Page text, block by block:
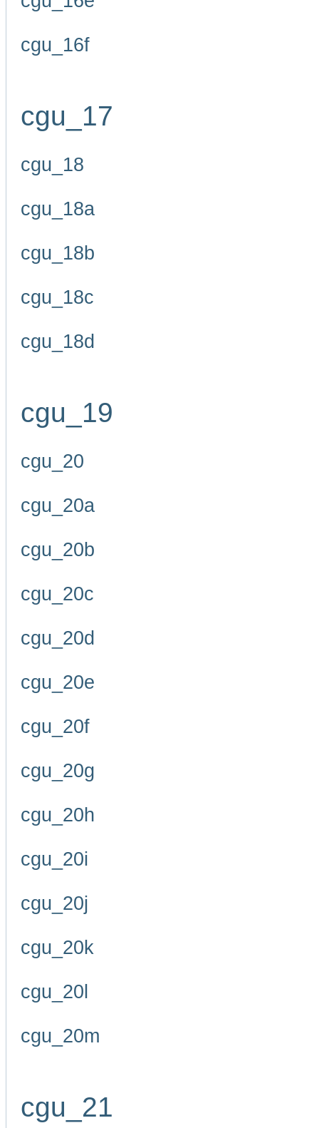
cgu_16f
cgu_17
cgu_18
cgu_18a
cgu_18b
cgu_18c
cgu_18d
cgu_19
cgu_20
cgu_20a
cgu_20b
cgu_20c
cgu_20d
cgu_20e
cgu_20f
cgu_20g
cgu_20h
cgu_20i
cgu_20j
cgu_20k
cgu_20l
cgu_20m
cgu_21